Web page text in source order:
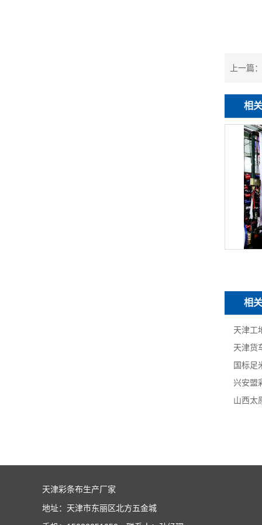
上一篇：
相
相
天津彩条布生产厂家
地址：天津市东丽区北方五金城